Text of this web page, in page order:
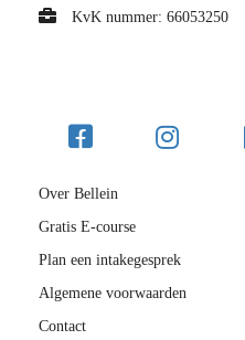
KvK nummer: 66053250
Over Bellein
Gratis E-course
Plan een intakegesprek
Algemene voorwaarden
Contact